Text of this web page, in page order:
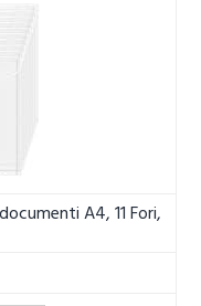
A4, 11 Fori,